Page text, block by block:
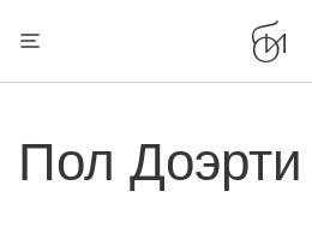
Пол Доэрти